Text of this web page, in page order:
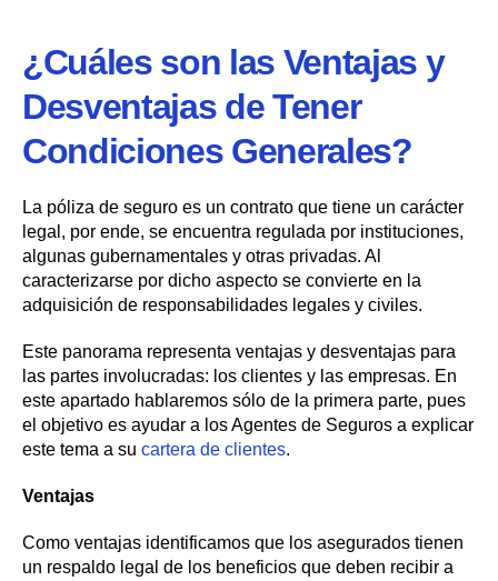
¿Cuáles son las Ventajas y
Desventajas de Tener
Condiciones Generales?
La póliza de seguro es un contrato que tiene un carácter
legal, por ende, se encuentra regulada por instituciones,
algunas gubernamentales y otras privadas. Al
caracterizarse por dicho aspecto se convierte en la
adquisición de responsabilidades legales y civiles.
Este panorama representa ventajas y desventajas para
las partes involucradas: los clientes y las empresas. En
este apartado hablaremos sólo de la primera parte, pues
el objetivo es ayudar a los Agentes de Seguros a explicar
este tema a su cartera de clientes.
Ventajas
Como ventajas identificamos que los asegurados tienen
un respaldo legal de los beneficios que deben recibir a